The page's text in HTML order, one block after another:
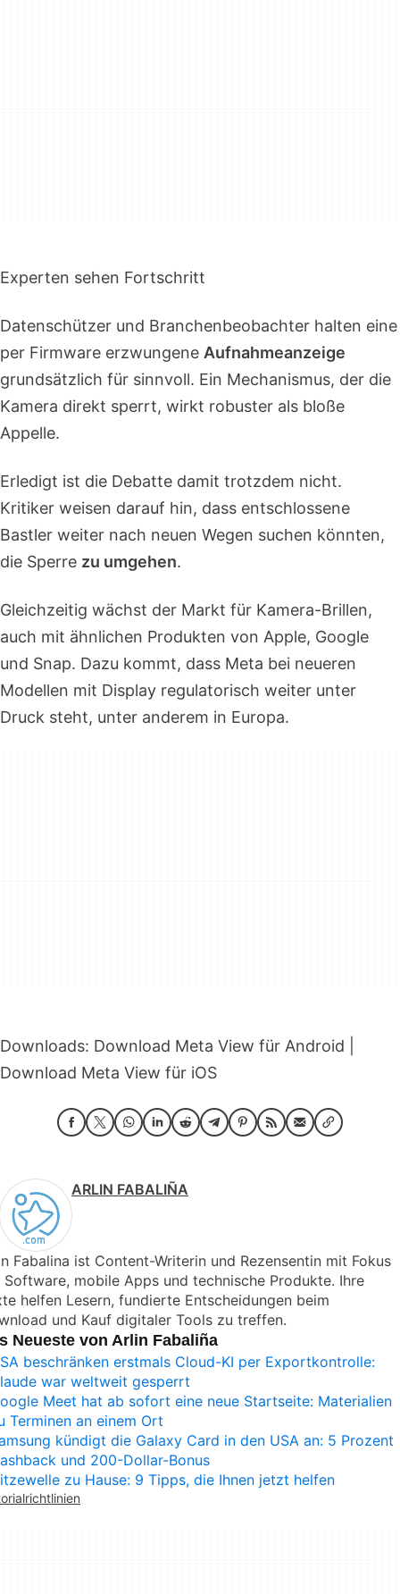
Experten sehen Fortschritt
Datenschützer und Branchenbeobachter halten eine
per Firmware erzwungene Aufnahmeanzeige
grundsätzlich für sinnvoll. Ein Mechanismus, der die
Kamera direkt sperrt, wirkt robuster als bloße
Appelle.
Erledigt ist die Debatte damit trotzdem nicht.
Kritiker weisen darauf hin, dass entschlossene
Bastler weiter nach neuen Wegen suchen könnten,
die Sperre zu umgehen.
Gleichzeitig wächst der Markt für Kamera-Brillen,
auch mit ähnlichen Produkten von Apple, Google
und Snap. Dazu kommt, dass Meta bei neueren
Modellen mit Display regulatorisch weiter unter
Druck steht, unter anderem in Europa.
Downloads: Download Meta View für Android |
Download Meta View für iOS
ARLIN FABALIÑA
Fabalina ist Content-Writerin und Rezensentin mit Fokus
Software, mobile Apps und technische Produkte. Ihre
helfen Lesern, fundierte Entscheidungen beim
und Kauf digitaler Tools zu treffen.
Neueste von Arlin Fabaliña
beschränken erstmals Cloud-KI per Exportkontrolle:
war weltweit gesperrt
Meet hat ab sofort eine neue Startseite: Materialien
Terminen an einem Ort
kündigt die Galaxy Card in den USA an: 5 Prozent
und 200-Dollar-Bonus
zu Hause: 9 Tipps, die Ihnen jetzt helfen